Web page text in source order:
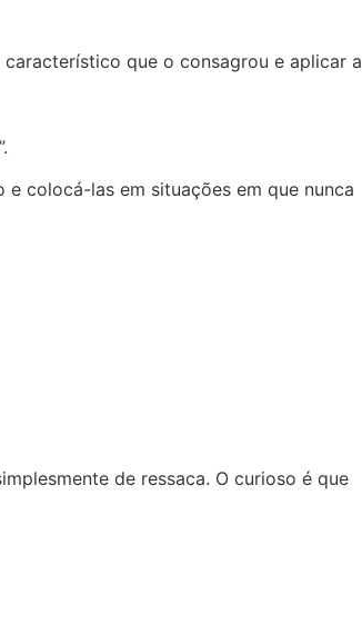
que o consagrou e aplicar a
colocá-las em situações em que nunca
de ressaca. O curioso é que